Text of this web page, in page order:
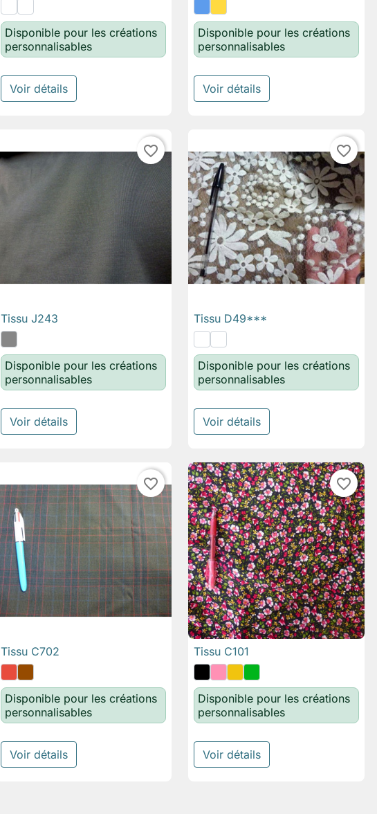
Disponible pour les créations
personnalisables
Voir détails
Disponible pour les créations
personnalisables
Voir détails
favorite_border
 Aperçu rapide
Tissu J243
Disponible pour les créations
personnalisables
Voir détails
favorite_border
 Aperçu rapide
Tissu D49***
Disponible pour les créations
personnalisables
Voir détails
favorite_border
 Aperçu rapide
Tissu C702
Disponible pour les créations
personnalisables
Voir détails
favorite_border

Tissu C101
Disponible pour les créations
personnalisables
Voir détails